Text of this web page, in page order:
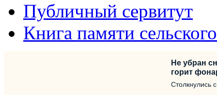
Публичный сервитут
Книга памяти
Не убран
горит
Столкнулись